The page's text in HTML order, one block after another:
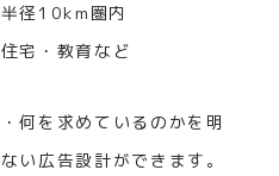
径10km圏内
宅・教育など
何を求めているのかを明
い広告設計ができます。